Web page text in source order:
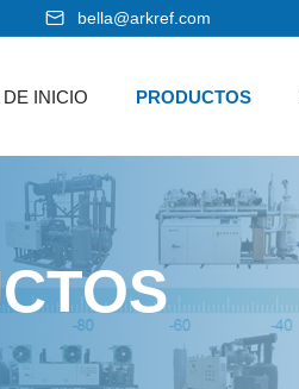
bella@arkref.com
INICIO PRODUCTOS